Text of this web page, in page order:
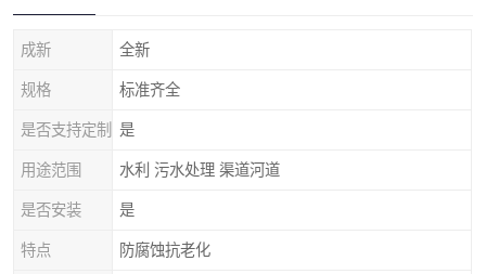
成新 全新
规格 标准齐全
是否支持定制 是
用途范围 水利 污水处理 渠道河道
是否安装 是
特点 防腐蚀抗老化